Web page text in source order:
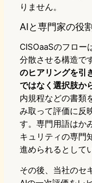
りません。
AIと専門家の役
CISOaaSのフロー
分散させる構造で
のヒアリングを引
ではなく選択肢か
内規程などの書類
み取って評価に反
す。専門用語はか
キュリティの専門
進められるとして
その後、当社のセ